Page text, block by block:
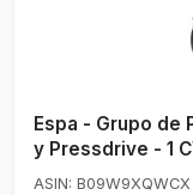
Espa - Grupo de
y Pressdrive - 1
Vertical)
ASIN: B09W9XQWCX